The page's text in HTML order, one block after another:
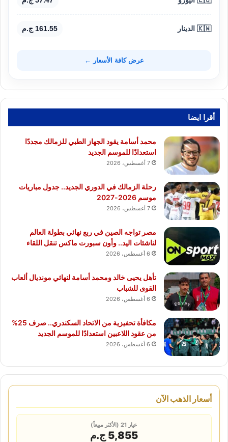
🇰🇼 الدينار 161.55 ج.م
عرض كافة الأسعار ←
أقرا ايضا
محمد أسامة يقود الجهاز الطبي للزمالك مجددًا
استعدادًا للموسم الجديد
7 أغسطس، 2026
رحلة الزمالك في الدوري الجديد.. جدول مباريات
موسم 2026-2027
7 أغسطس، 2026
مصر تواجه الصين في ربع نهائي بطولة العالم
لناشئات اليد.. وأون سبورت ماكس تنقل اللقاء
6 أغسطس، 2026
تأهل يحيى خالد ومحمد أسامة لنهائي مونديال ألعاب
القوى للشباب
6 أغسطس، 2026
مكافأة تحفيزية من الاتحاد السكندري.. صرف 25%
من عقود اللاعبين استعدادًا للموسم الجديد
6 أغسطس، 2026
أسعار الذهب الآن
عيار 21 (الأكثر مبيعاً)
5,855 ج.م